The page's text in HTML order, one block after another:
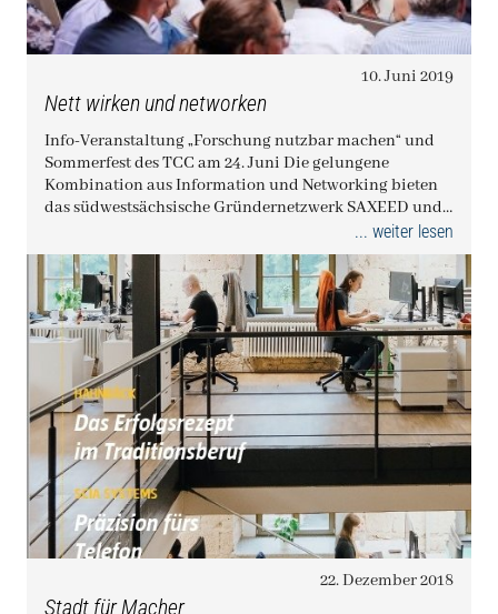
10. Juni 2019
Nett wirken und networken
Info-Veranstaltung „Forschung nutzbar machen“ und
Sommerfest des TCC am 24. Juni Die gelungene
Kombination aus Information und Networking bieten
das südwestsächsische Gründernetzwerk SAXEED und
... weiter lesen
22. Dezember 2018
Stadt für Macher